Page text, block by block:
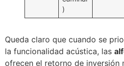
)
Queda claro que cuando se
la funcionalidad acústica, las
ofrecen el retorno de inversión